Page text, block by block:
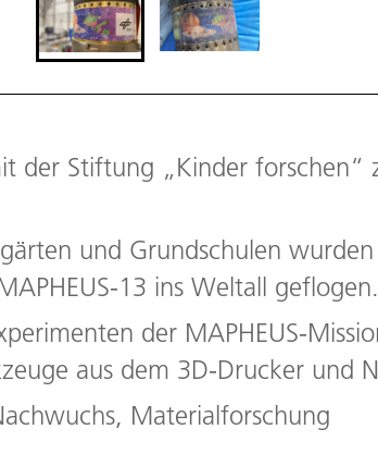
der Stiftung „Kinder
und Grundschulen
13 ins Weltall geflogen.
der MAPHEUS-
aus dem 3D-Drucker und
Materialforschung